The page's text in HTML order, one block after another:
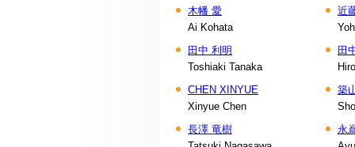
木幡 愛
Ai Kohata
近
田中 利明
Toshiaki Tanaka
田
CHEN XINYUE
Xinyue Chen
築
長澤 竜樹
永